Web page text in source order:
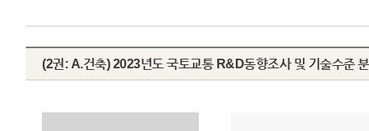
(2권: A.건축) 2023년도 국토교통 R&D동향조사 및 기술수준